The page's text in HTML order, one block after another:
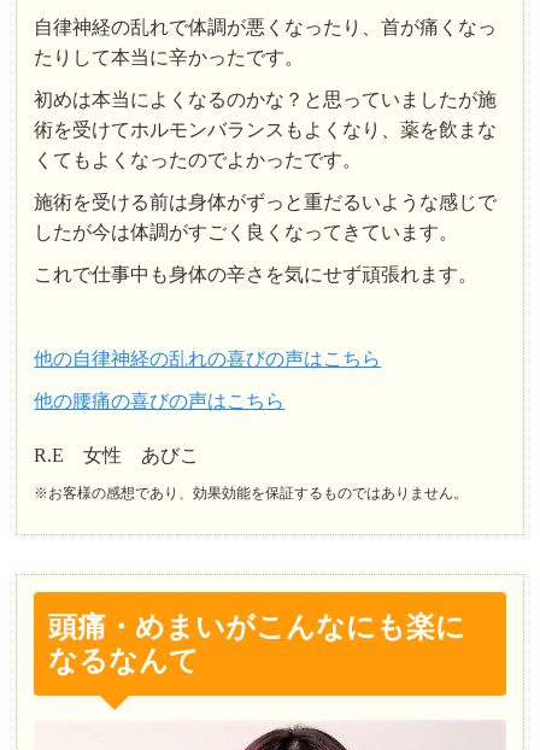
自律神経の乱れで体調が悪くなったり、首が痛くなっ
たりして本当に辛かったです。
初めは本当によくなるのかな？と思っていましたが施
術を受けてホルモンバランスもよくなり、薬を飲まな
くてもよくなったのでよかったです。
施術を受ける前は身体がずっと重だるいような感じで
したが今は体調がすごく良くなってきています。
これで仕事中も身体の辛さを気にせず頑張れます。
他の自律神経の乱れの喜びの声はこちら
他の腰痛の喜びの声はこちら
R.E 女性 あびこ
※お客様の感想であり、効果効能を保証するものではありません。
頭痛・めまいがこんなにも楽に
なるなんて